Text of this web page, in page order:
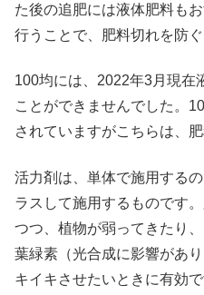
た後の追肥には液体肥料も
行うことで、肥料切れを防ぐ
100均には、2022年3月現在
ことができませんでした。
されていますがこちらは、
活力剤は、単体で施用する
ラスして施用するものです
つつ、植物が弱ってきたり
葉緑素（光合成に影響があ
キイキさせたいときに有効